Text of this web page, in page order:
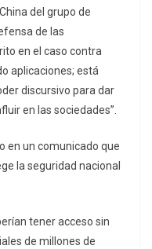
del grupo de
de las
en el caso contra
aplicaciones; está
discursivo para dar
en las sociedades”.
en un comunicado que
la seguridad nacional
tener acceso sin
de millones de